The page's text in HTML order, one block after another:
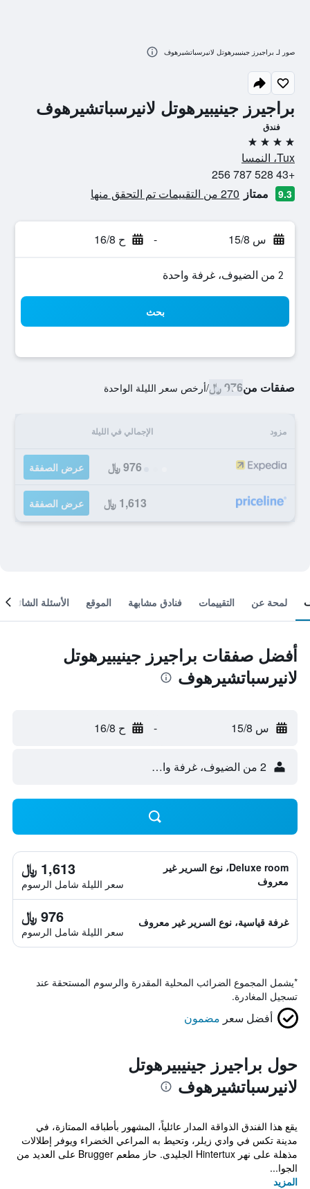
براجيرز جينيبيرهوتل لانيرسباتشيرهوف
فندق
4 نجوم
Tux، النمسا
+43 528 787 256
9.3 ممتاز 270 من التقييمات تم التحقق منها
س 15/8 - ح 16/8
2 من الضيوف، غرفة واحدة
بحث
صفقات من976 ﷼ /أرخص سعر الليلة الواحدة
مزود الإجمالي في الليلة
976 ﷼ عرض الصفقة
1,613 ﷼ عرض الصفقة
صور لـ براجيرز جينيبيرهوتل لانيرسباتشيرهوف
لمحة عن التقييمات فنادق مشابهة الموقع الأسئلة الشائعة
أفضل صفقات براجيرز جينيبيرهوتل
لانيرسباتشيرهوف
س 15/8 - ح 16/8
2 من الضيوف، غرفة واحدة
Deluxe room، نوع السرير غير
معروف
1,613 ﷼
سعر الليلة شامل الرسوم
غرفة قياسية، نوع السرير غير معروف 976 ﷼
سعر الليلة شامل الرسوم
*يشمل المجموع الضرائب المحلية المقدرة والرسوم المستحقة عند
تسجيل المغادرة.
أفضل سعر مضمون
حول براجيرز جينيبيرهوتل
لانيرسباتشيرهوف
يقع هذا الفندق الذواقة المدار عائلياً، المشهور بأطباقه الممتازة، في
مدينة تكس في وادي زيلر، وتحيط به المراعي الخضراء ويوفر إطلالات
مذهلة على نهر Hintertux الجليدى. حاز مطعم Brugger على العديد من
الجوا...
المزيد